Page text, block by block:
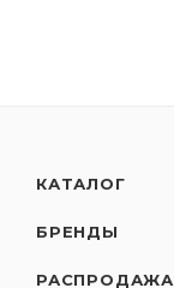
КАТАЛОГ
БРЕНДЫ
РАСПРОДАЖА